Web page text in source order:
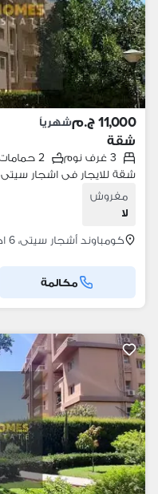
11,000 ج.م شهرياً
شقة
3 غرف نوم 2 حمامات
شقة للايجار فى اشجار سيتى 115 متر, 3 غرف.
مفروش
لا
كومباوند أشجار سيتى، 6 اكتوبر
مكالمة